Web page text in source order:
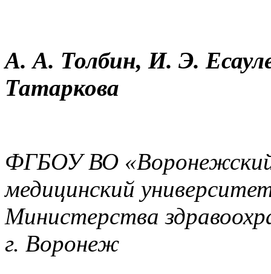
А. А. Толбин, И. Э.
Татаркова
ФГБОУ ВО «Воронежский
медицинский
Министерства
г. Воронеж